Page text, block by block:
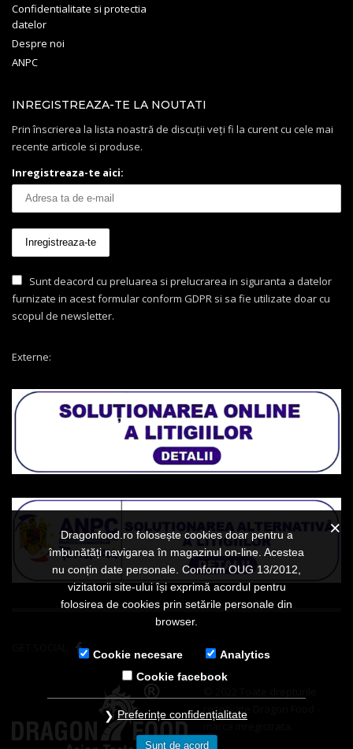
Confidentialitate si protectia
datelor
Despre noi
ANPC
INREGISTREAZA-TE LA NOUTATI
Prin înscrierea la lista noastră de discuții veți fi la curent cu cele mai
recente articole si produse.
Inregistreaza-te aici:
Sunt deacord cu preluarea si prelucrarea in siguranta a datelor
furnizate in acest formular conform GDPR si sa fie utilizate doar cu
scopul de newsletter.
Externe:
rezervate Dragon Food -
Dragonfood.ro folosește cookies doar pentru a
îmbunătăți navigarea în magazinul on-line. Acestea
nu conțin date personale. Conform OUG 13/2012,
vizitatorii site-ului își exprimă acordul pentru
folosirea de cookies prin setările personale din
browser.
Cookie necesare
Analytics
Cookie facebook
Preferințe confidențialitate
Sunt de acord